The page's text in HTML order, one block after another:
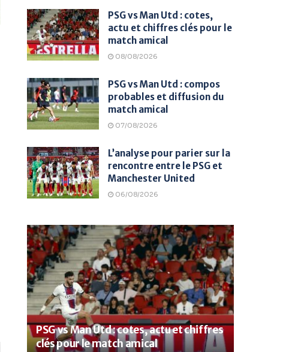
PSG vs Man Utd : cotes,
actu et chiffres clés pour le
match amical
08/08/2026
PSG vs Man Utd : compos
probables et diffusion du
match amical
07/08/2026
L’analyse pour parier sur la
rencontre entre le PSG et
Manchester United
06/08/2026
PSG vs Man Utd : cotes, actu et chiffres
clés pour le match amical